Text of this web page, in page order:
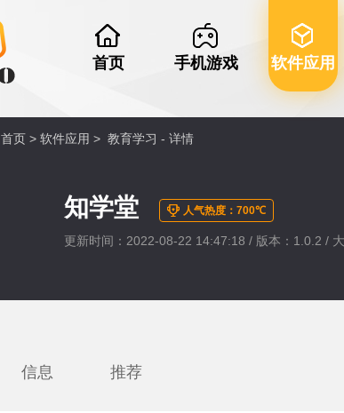
首页 手机游戏 软件应用
首页 > 软件应用 > 教育学习 - 详情
知学堂 人气热度：700℃
更新时间：2022-08-22 14:47:18 / 版本：1.0.2 /
信息 推荐